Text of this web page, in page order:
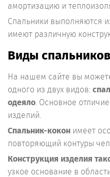
амортизацию и
Спальники выполняются
имеют различную
Виды спальников
На нашем сайте вы
одного из двух видов:
одеяло . Основное
изделий.
Спальник-кокон имеет
повторяющий контуры
Конструкция изделия
узкое основание в